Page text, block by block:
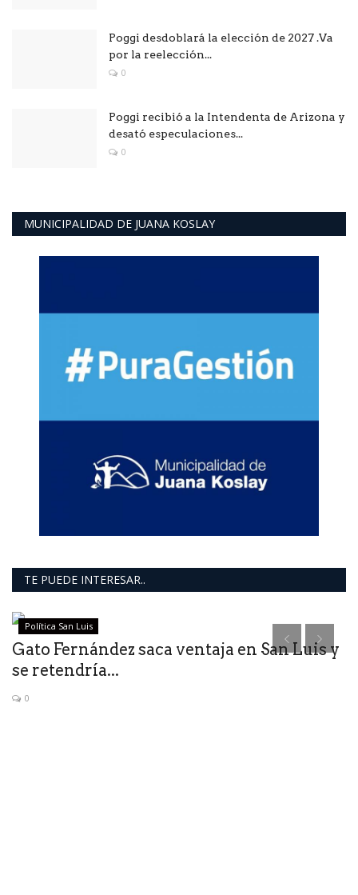
Poggi desdoblará la elección de 2027 .Va
por la reelección...
0
Poggi recibió a la Intendenta de Arizona y
desató especulaciones...
0
MUNICIPALIDAD DE JUANA KOSLAY
TE PUEDE INTERESAR..
Política San Luis
Gato Fernández saca ventaja en San Luis y
se retendría...
0